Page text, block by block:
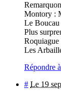
Montory :
Le Boucau
Plus
Les
Répondre
# Le 19